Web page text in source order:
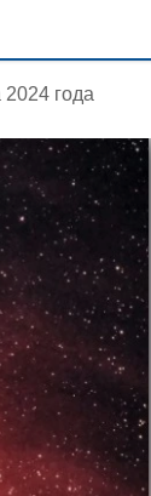
2024 года